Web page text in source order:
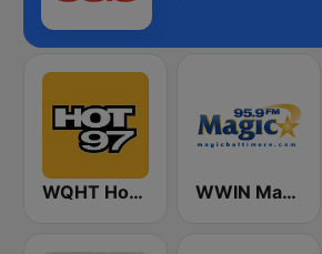
WQHT Hot 97 FM WWIN Magic 95.9 FM